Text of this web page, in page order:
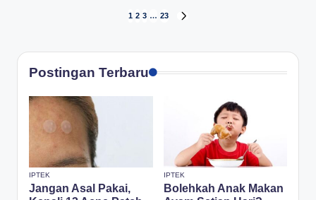
pagination
1 2 3 … 23
Postingan Terbaru
IPTEK
Jangan Asal Pakai,
IPTEK
Bolehkah Anak Makan